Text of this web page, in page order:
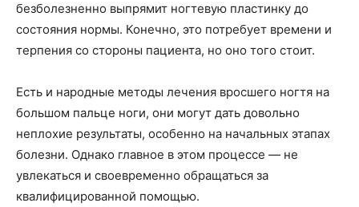
безболезненно выпрямит ногтевую пластинку до
состояния нормы. Конечно, это потребует времени и
терпения со стороны пациента, но оно того стоит.
Есть и народные методы лечения вросшего ногтя на
большом пальце ноги, они могут дать довольно
неплохие результаты, особенно на начальных этапах
болезни. Однако главное в этом процессе — не
увлекаться и своевременно обращаться за
квалифицированной помощью.